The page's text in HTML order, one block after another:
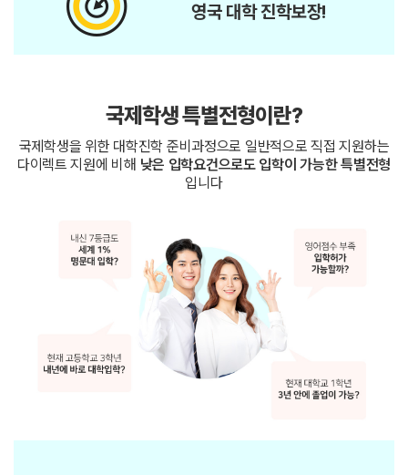
영국 대학 진학보장!
국제학생 특별전형이란?
국제학생을 위한 대학진학 준비과정으로 일반적으로 직접 지원하는
다이렉트 지원에 비해 낮은 입학요건으로도 입학이 가능한 특별전형
입니다